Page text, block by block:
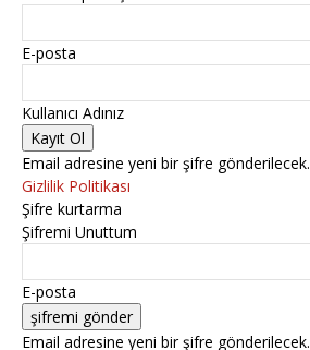
E-posta
Kullanıcı Adınız
Email adresine yeni bir şifre gönderilecek.
Gizlilik Politikası
Şifre kurtarma
Şifremi Unuttum
E-posta
Email adresine yeni bir şifre gönderilecek.